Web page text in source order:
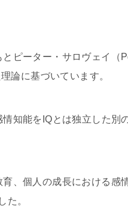
とピーター・サロヴェイ
論に基づいています。
知能をIQとは独立した別
、個人の成長における感
た。